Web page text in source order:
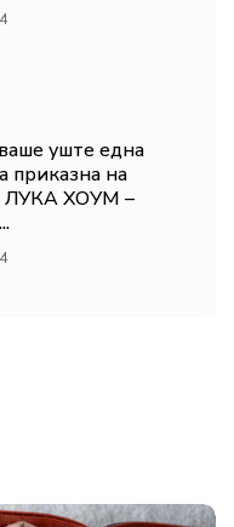
уште една
приказна на
ХОУМ –